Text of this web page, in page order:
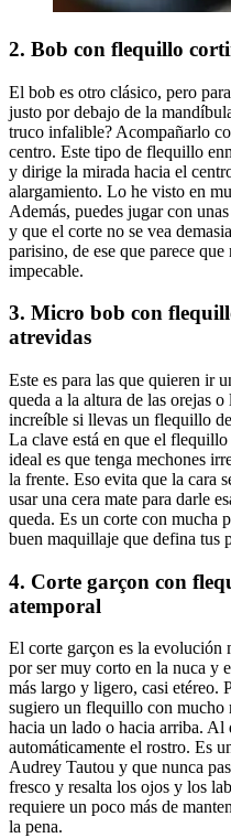
2. Bob con flequillo
El bob es otro clásico, pero
justo por debajo de la
truco infalible? Acompañarlo
centro. Este tipo de flequillo
y dirige la mirada hacia el
alargamiento. Lo he visto en
Además, puedes jugar con
y que el corte no se vea
parisino, de ese que parece
impecable.
3. Micro bob con
atrevidas
Este es para las que quieren ir
queda a la altura de las orejas
increíble si llevas un flequillo
La clave está en que el
ideal es que tenga mechones
la frente. Eso evita que la cara
usar una cera mate para darle
queda. Es un corte con mucha
buen maquillaje que defina tus
4. Corte garçon con
atemporal
El corte garçon es la evolución
por ser muy corto en la nuca y
más largo y ligero, casi etéreo.
sugiero un flequillo con mucho
hacia un lado o hacia arriba. Al
automáticamente el rostro. Es
Audrey Tautou y que nunca
fresco y resalta los ojos y los
requiere un poco más de
la pena.